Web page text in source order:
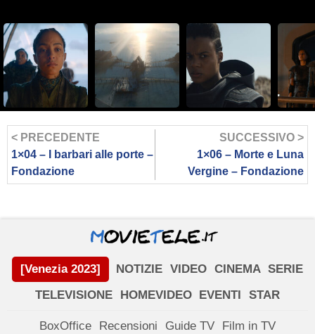
< PRECEDENTE
1×04 – I barbari alle porte –
Fondazione
SUCCESSIVO >
1×06 – Morte e Luna
Vergine – Fondazione
[Venezia 2023] NOTIZIE VIDEO CINEMA SERIE
TELEVISIONE
HOMEVIDEO EVENTI STAR
BoxOffice Recensioni Guide TV Film in TV